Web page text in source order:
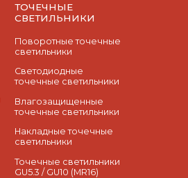
ТОЧЕЧНЫЕ
СВЕТИЛЬНИКИ
Поворотные точечные
светильники
Cветодиодные
точечные светильники
Влагозащищенные
точечные светильники
Накладные точечные
светильники
Точечные светильники
GU5.3 / GU10 (MR16)